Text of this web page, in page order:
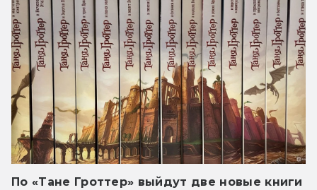
По «Тане Гроттер» выйдут две новые книги